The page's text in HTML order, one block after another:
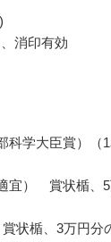
消印有効
科学大臣賞）（
宜） 賞状楯、
状楯、3万円分